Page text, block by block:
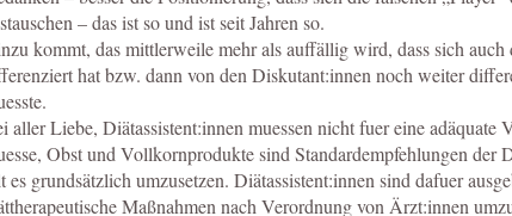
– das ist so und ist seit Jahren so.
kommt, das mittlerweile mehr als auffällig wird, dass sich auch
hat bzw. dann von den Diskutant:innen noch weiter
aller Liebe, Diätassistent:innen muessen nicht fuer eine adäquate
Obst und Vollkornprodukte sind Standardempfehlungen der
es grundsätzlich umzusetzen. Diätassistent:innen sind dafuer
Maßnahmen nach Verordnung von Ärzt:innen